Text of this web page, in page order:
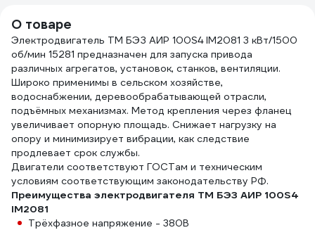
О товаре
Электродвигатель ТМ БЭЗ АИР 100S4 IM2081 3 кВт/1500
об/мин 15281 предназначен для запуска привода
различных агрегатов, установок, станков, вентиляции.
Широко применимы в сельском хозяйстве,
водоснабжении, деревообрабатывающей отрасли,
подъёмных механизмах. Метод крепления через фланец
увеличивает опорную площадь. Снижает нагрузку на
опору и минимизирует вибрации, как следствие
продлевает срок службы.
Двигатели соответствуют ГОСТам и техническим
условиям соответствующим законодательству РФ.
Преимущества электродвигателя ТМ БЭЗ АИP 100S4
IM2081
Трёхфазное напряжение - 380В